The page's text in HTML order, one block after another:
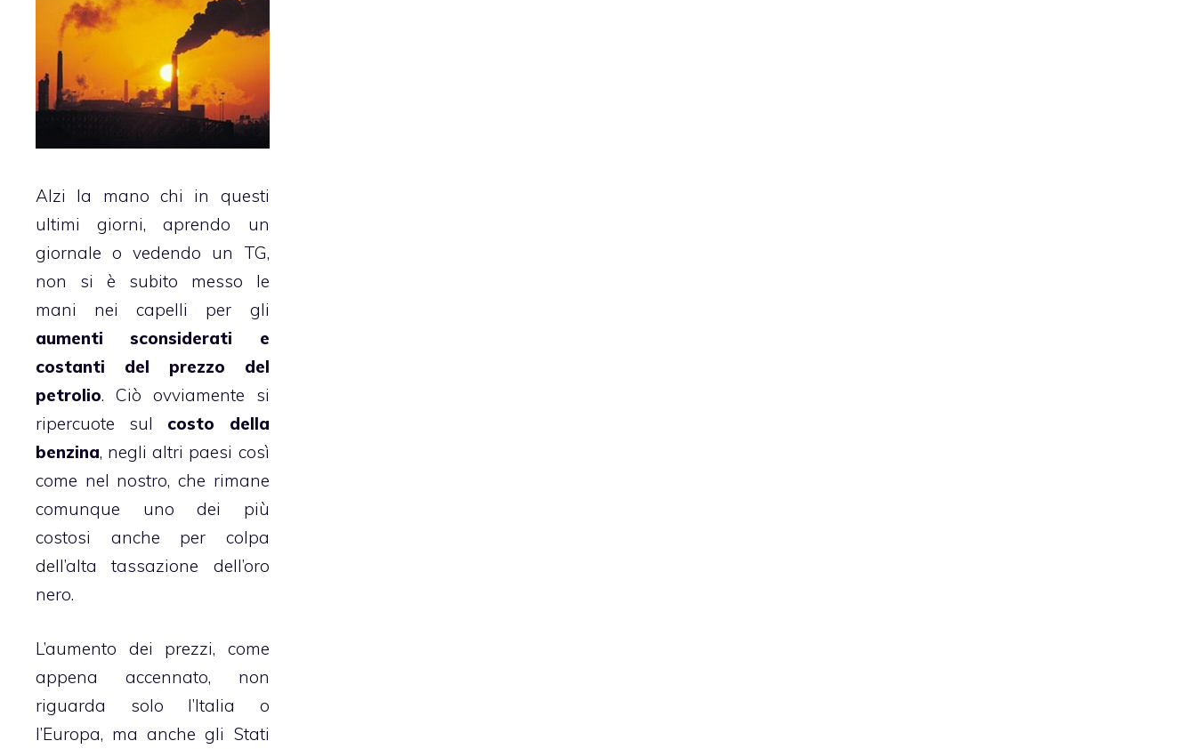
Alzi la mano chi in questi
ultimi giorni, aprendo un
giornale o vedendo un TG,
non si è subito messo le
mani nei capelli per gli
aumenti sconsiderati e
costanti del prezzo del
petrolio. Ciò ovviamente si
ripercuote sul costo della
benzina, negli altri paesi così
come nel nostro, che rimane
comunque uno dei più
costosi anche per colpa
dell’altatassazione dell’oro
nero.
L’aumento dei prezzi, come
appena accennato, non
riguarda solo l’Italia o
l’Europa, ma anche gli Stati